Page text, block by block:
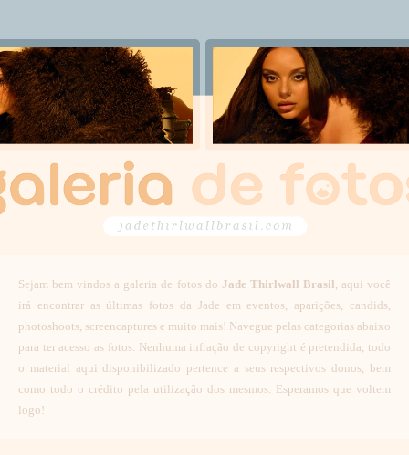
Sejam bem vindos a galeria de fotos do Jade Thirlwall Brasil, aqui você
irá encontrar as últimas fotos da Jade em eventos, aparições, candids,
photoshoots, screencaptures e muito mais! Navegue pelas categorias abaixo
para ter acesso as fotos. Nenhuma infração de copyright é pretendida, todo
o material aqui disponibilizado pertence a seus respectivos donos, bem
como todo o crédito pela utilização dos mesmos. Esperamos que voltem
logo!